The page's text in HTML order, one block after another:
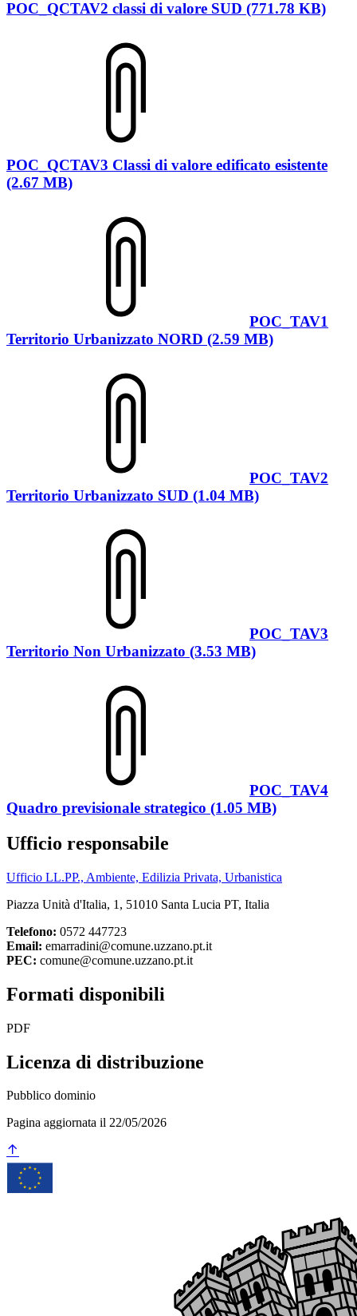
POC_QCTAV2 classi di valore SUD (771.78 KB)
POC_QCTAV3 Classi di valore edificato esistente
(2.67 MB)
POC_TAV1
Territorio Urbanizzato NORD (2.59 MB)
POC_TAV2
Territorio Urbanizzato SUD (1.04 MB)
POC_TAV3
Territorio Non Urbanizzato (3.53 MB)
POC_TAV4
Quadro previsionale strategico (1.05 MB)
Ufficio responsabile
Ufficio LL.PP., Ambiente, Edilizia Privata, Urbanistica
Piazza Unità d'Italia, 1, 51010 Santa Lucia PT, Italia
Telefono: 0572 447723
Email: emarradini@comune.uzzano.pt.it
PEC: comune@comune.uzzano.pt.it
Formati disponibili
PDF
Licenza di distribuzione
Pubblico dominio
Pagina aggiornata il 22/05/2026